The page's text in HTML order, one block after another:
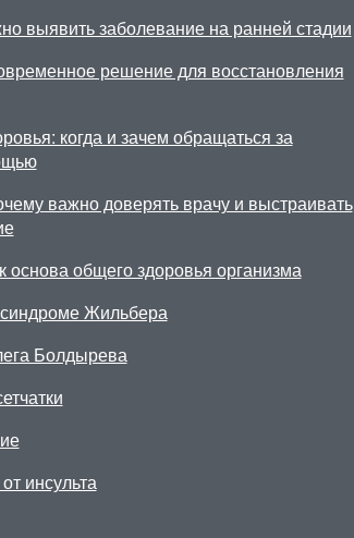
выявить заболевание на ранней стадии
решение для восстановления
когда и зачем обращаться за
важно доверять врачу и выстраивать
основа общего здоровья организма
Жильбера
Болдырева
инсульта